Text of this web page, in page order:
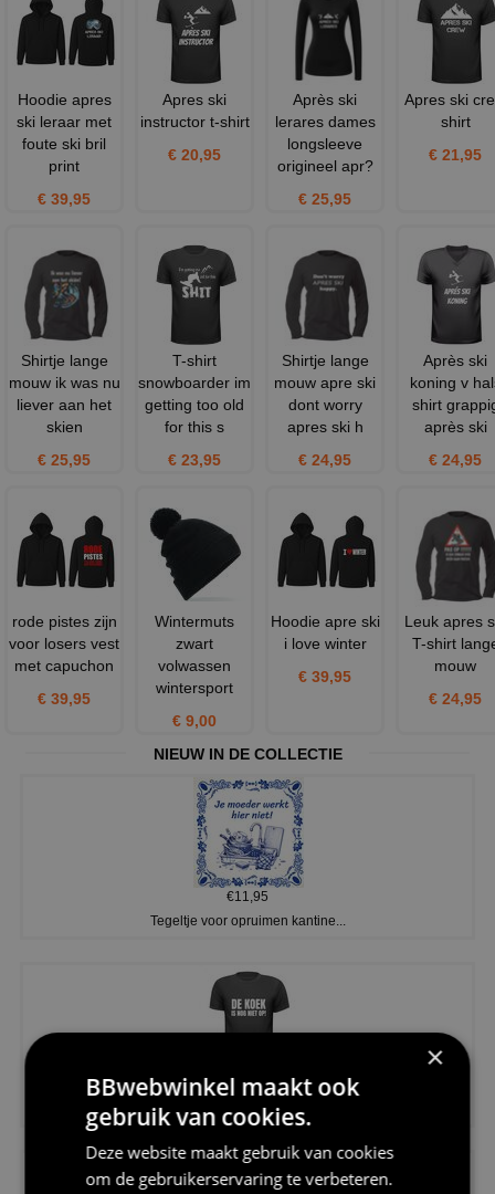
Hoodie apres
ski leraar met
foute ski bril
print
€ 39,95
Apres ski
instructor t-shirt
€ 20,95
Après ski
lerares dames
longsleeve
origineel apr?
€ 25,95
Apres ski
shirt
€ 21,95
Shirtje lange
mouw ik was nu
liever aan het
skien
€ 25,95
T-shirt
snowboarder im
getting too old
for this s
€ 23,95
Shirtje lange
mouw apre ski
dont worry
apres ski h
€ 24,95
Après ski
koning v
shirt
après ski
€ 24,95
rode pistes zijn
voor losers vest
met capuchon
€ 39,95
Wintermuts
zwart
volwassen
wintersport
€ 9,00
Hoodie apre ski
i love winter
€ 39,95
Leuk apres
T-shirt
mouw
€ 24,95
NIEUW IN DE COLLECTIE
€11,95
Tegeltje voor opruimen kantine...
€20,95
Shirtje de koek is nog niet op...
×
BBwebwinkel maakt ook
gebruik van cookies.
Deze website maakt gebruik van cookies
om de gebruikerservaring te verbeteren.